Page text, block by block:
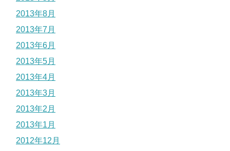
2013年8月
2013年7月
2013年6月
2013年5月
2013年4月
2013年3月
2013年2月
2013年1月
2012年12月